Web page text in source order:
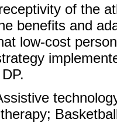
of the
benefits and
low-cost